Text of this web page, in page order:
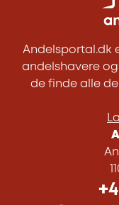
Andelsportal.dk
andelshavere
de finde alle